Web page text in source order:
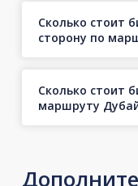
Сколько стоит
сторону по
Сколько стоит
маршруту